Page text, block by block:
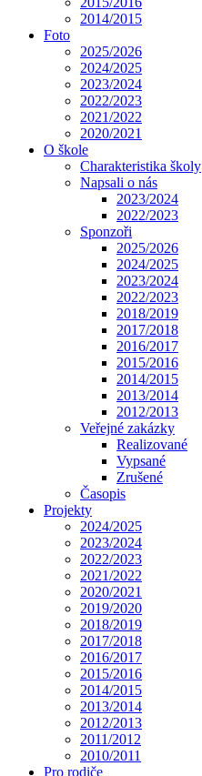
2014/2015
Foto
2025/2026
2024/2025
2023/2024
2022/2023
2021/2022
2020/2021
O škole
Charakteristika školy
Napsali o nás
2023/2024
2022/2023
Sponzoři
2025/2026
2024/2025
2023/2024
2022/2023
2018/2019
2017/2018
2016/2017
2015/2016
2014/2015
2013/2014
2012/2013
Veřejné zakázky
Realizované
Vypsané
Zrušené
Časopis
Projekty
2024/2025
2023/2024
2022/2023
2021/2022
2020/2021
2019/2020
2018/2019
2017/2018
2016/2017
2015/2016
2014/2015
2013/2014
2012/2013
2011/2012
2010/2011
Pro rodiče